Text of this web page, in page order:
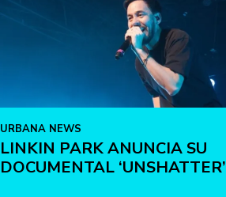
URBANA NEWS
LINKIN PARK ANUNCIA SU
DOCUMENTAL ‘UNSHATTER’